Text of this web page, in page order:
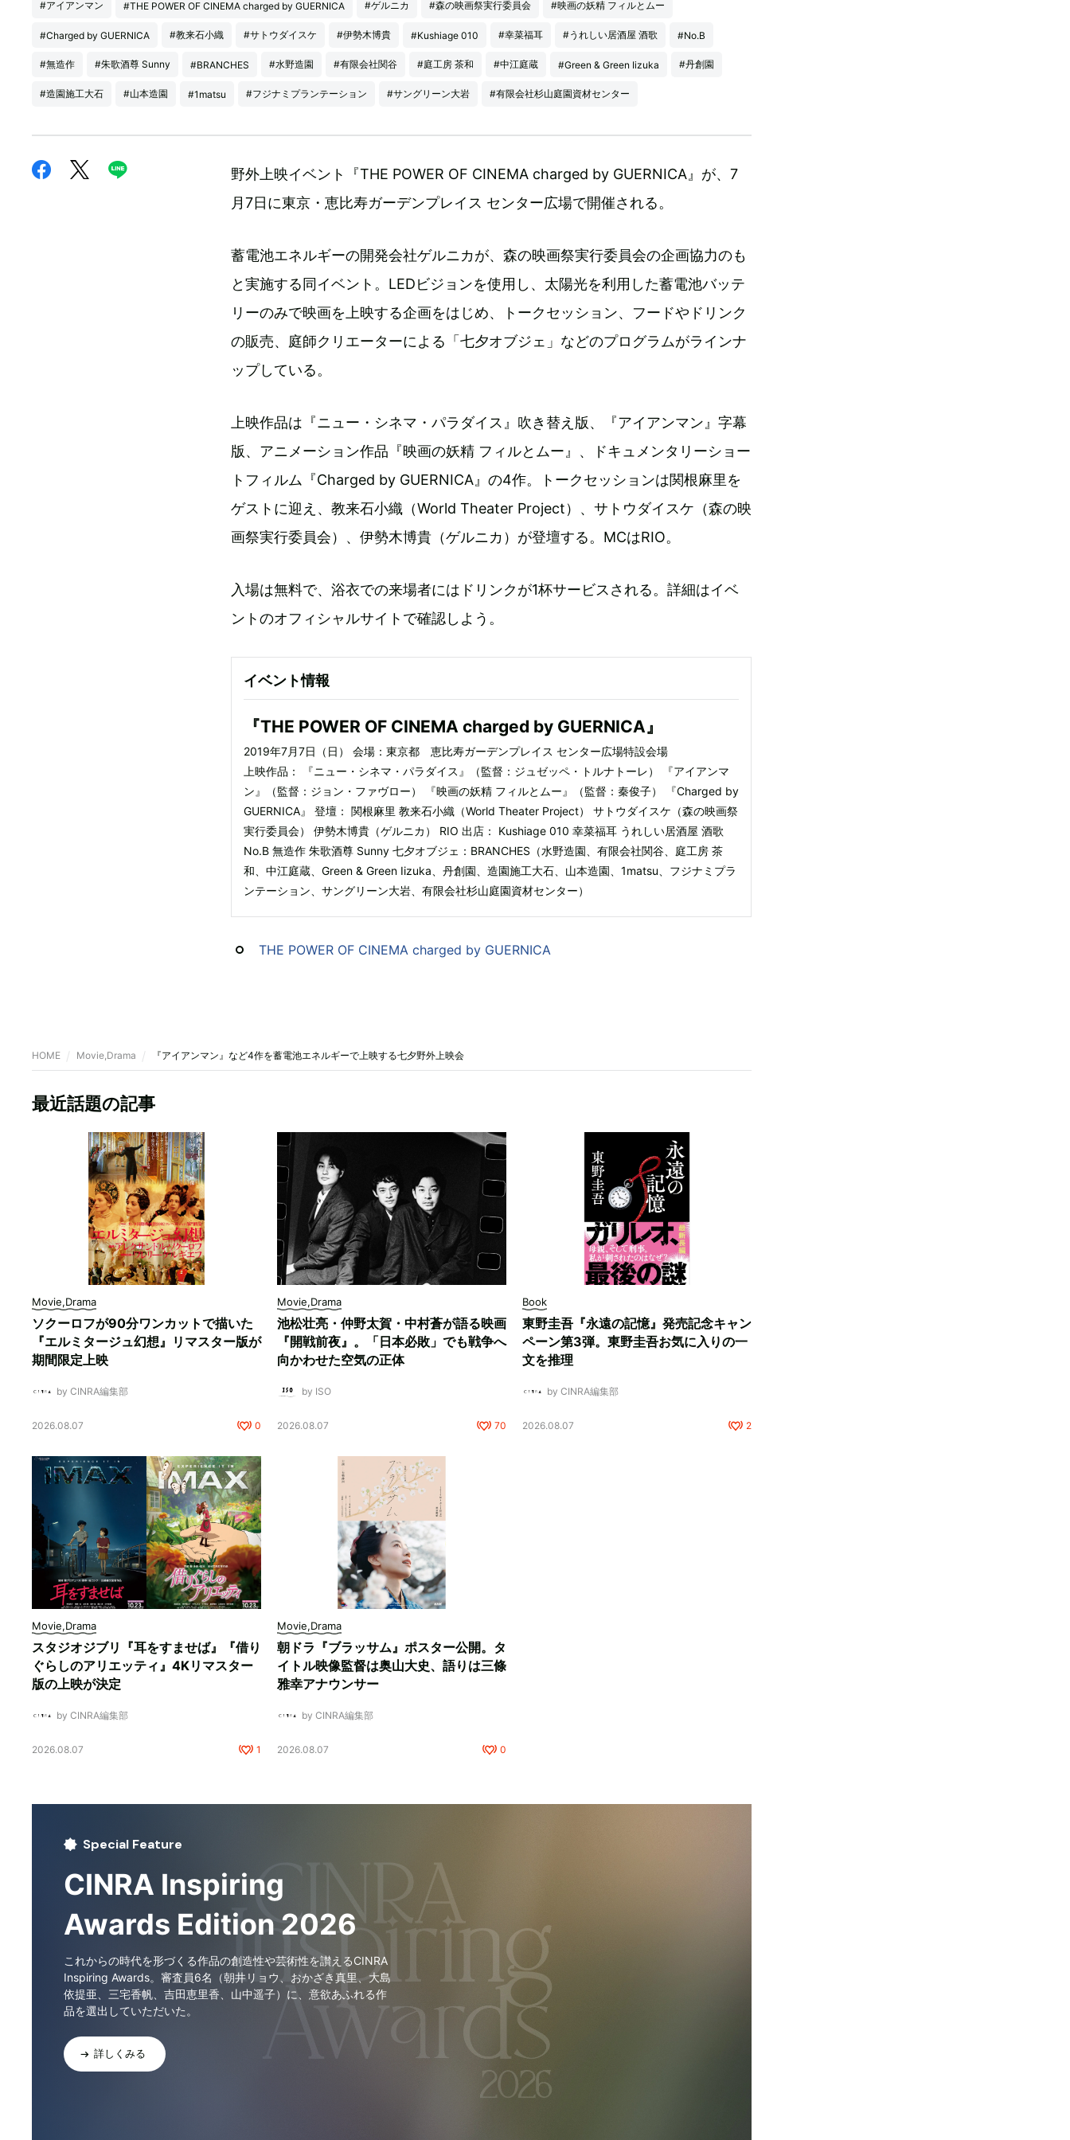
#アイアンマン #THE POWER OF CINEMA charged by GUERNICA #ゲルニカ #森の映画祭実行委員会 #映画の妖精 フィルとムー
#Charged by GUERNICA #教来石小織 #サトウダイスケ #伊勢木博貴 #Kushiage 010 #幸菜福耳 #うれしい居酒屋 酒歌 #No.B
#無造作 #朱歌酒尊 Sunny #BRANCHES #水野造園 #有限会社関谷 #庭工房 茶和 #中江庭蔵 #Green & Green Iizuka #丹創園
#造園施工大石 #山本造園 #1matsu #フジナミプランテーション #サングリーン大岩 #有限会社杉山庭園資材センター
野外上映イベント『THE POWER OF CINEMA charged by GUERNICA』が、7
月7日に東京・恵比寿ガーデンプレイス センター広場で開催される。
蓄電池エネルギーの開発会社ゲルニカが、森の映画祭実行委員会の企画協力のも
と実施する同イベント。LEDビジョンを使用し、太陽光を利用した蓄電池バッテ
リーのみで映画を上映する企画をはじめ、トークセッション、フードやドリンク
の販売、庭師クリエーターによる「七夕オブジェ」などのプログラムがラインナ
ップしている。
上映作品は『ニュー・シネマ・パラダイス』吹き替え版、『アイアンマン』字幕
版、アニメーション作品『映画の妖精 フィルとムー』、ドキュメンタリーショー
トフィルム『Charged by GUERNICA』の4作。トークセッションは関根麻里を
ゲストに迎え、教来石小織（World Theater Project）、サトウダイスケ（森の映
画祭実行委員会）、伊勢木博貴（ゲルニカ）が登壇する。MCはRIO。
入場は無料で、浴衣での来場者にはドリンクが1杯サービスされる。詳細はイベ
ントのオフィシャルサイトで確認しよう。
イベント情報
『THE POWER OF CINEMA charged by GUERNICA』
2019年7月7日（日） 会場：東京都 恵比寿ガーデンプレイス センター広場特設会場
上映作品： 『ニュー・シネマ・パラダイス』（監督：ジュゼッペ・トルナトーレ） 『アイアンマ
ン』（監督：ジョン・ファヴロー） 『映画の妖精 フィルとムー』（監督：秦俊子） 『Charged by
GUERNICA』 登壇： 関根麻里 教来石小織（World Theater Project） サトウダイスケ（森の映画祭
実行委員会） 伊勢木博貴（ゲルニカ） RIO 出店： Kushiage 010 幸菜福耳 うれしい居酒屋 酒歌
No.B 無造作 朱歌酒尊 Sunny 七夕オブジェ：BRANCHES（水野造園、有限会社関谷、庭工房 茶
和、中江庭蔵、Green & Green Iizuka、丹創園、造園施工大石、山本造園、1matsu、フジナミプラ
ンテーション、サングリーン大岩、有限会社杉山庭園資材センター）
THE POWER OF CINEMA charged by GUERNICA
HOME Movie,Drama 『アイアンマン』など4作を蓄電池エネルギーで上映する七夕野外上映会
最近話題の記事
Movie,Drama
ソクーロフが90分ワンカットで描いた
『エルミタージュ幻想』リマスター版が
期間限定上映
by CINRA編集部
2026.08.07 0
Movie,Drama
池松壮亮・仲野太賀・中村蒼が語る映画
『開戦前夜』。「日本必敗」でも戦争へ
向かわせた空気の正体
by ISO
2026.08.07 70
Book
東野圭吾『永遠の記憶』発売記念キャン
ペーン第3弾。東野圭吾お気に入りの一
文を推理
by CINRA編集部
2026.08.07 2
Movie,Drama
スタジオジブリ『耳をすませば』『借り
ぐらしのアリエッティ』4Kリマスター
版の上映が決定
by CINRA編集部
2026.08.07 1
Movie,Drama
朝ドラ『ブラッサム』ポスター公開。タ
イトル映像監督は奥山大史、語りは三條
雅幸アナウンサー
by CINRA編集部
2026.08.07 0
Special Feature
CINRA Inspiring
Awards Edition 2026
これからの時代を形づくる作品の創造性や芸術性を讃えるCINRA
Inspiring Awards。審査員6名（朝井リョウ、おかざき真里、大島
依提亜、三宅香帆、吉田恵里香、山中遥子）に、意欲あふれる作
品を選出していただいた。
詳しくみる